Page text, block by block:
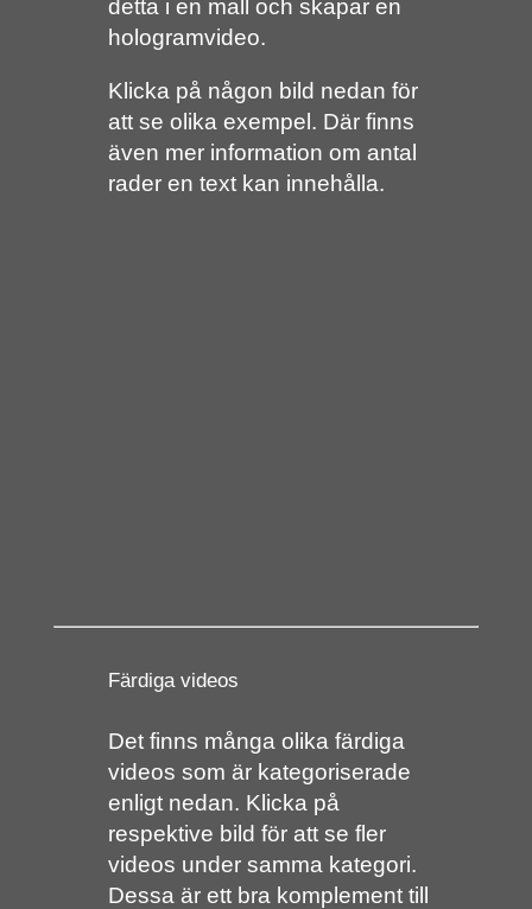
detta i en mall och skapar en
hologramvideo.
Klicka på någon bild nedan för
att se olika exempel. Där finns
även mer information om antal
rader en text kan innehålla.
Färdiga videos
Det finns många olika färdiga
videos som är kategoriserade
enligt nedan. Klicka på
respektive bild för att se fler
videos under samma kategori.
Dessa är ett bra komplement till